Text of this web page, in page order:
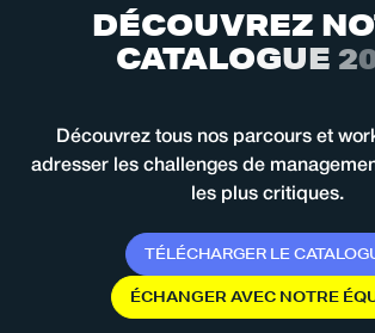
DÉCOUVREZ NO
CATALOGUE 2
Découvrez tous nos parcours et
adresser les challenges de
les plus critiques.
TÉLÉCHARGER LE CATALOG
ÉCHANGERAVEC NOTRE ÉQ